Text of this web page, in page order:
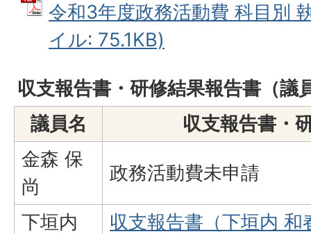
令和3年度政務活動費 科目別
イル: 75.1KB)
収支報告書・研修結果報告書（議
議員名
収支報告書・
金森 保
尚
政務活動費未申請
下垣内
収支報告書（下垣内